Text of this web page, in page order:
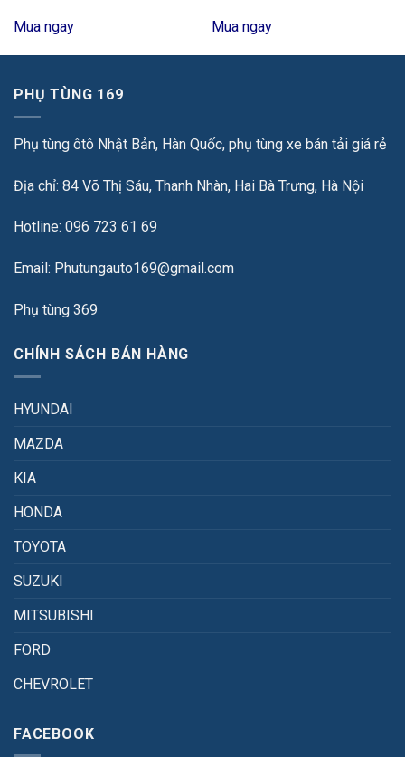
Mua ngay Mua ngay
PHỤ TÙNG 169
Phụ tùng ôtô Nhật Bản, Hàn Quốc, phụ tùng xe bán tải giá rẻ
Địa chỉ: 84 Võ Thị Sáu, Thanh Nhàn, Hai Bà Trưng, Hà Nội
Hotline: 096 723 61 69
Email: Phutungauto169@gmail.com
Phụ tùng 369
CHÍNH SÁCH BÁN HÀNG
HYUNDAI
MAZDA
KIA
HONDA
TOYOTA
SUZUKI
MITSUBISHI
FORD
CHEVROLET
FACEBOOK